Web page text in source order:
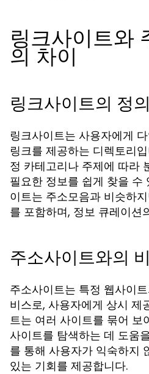
링크사이트와
의 차이
링크사이트의 정
링크사이트는 사용자에게
링크를 제공하는 디렉토리
정 카테고리나 주제에 따라
필요한 정보를 쉽게 찾을 수
이트는 주소모음과 비슷하
를 포함하며, 정보 큐레이션
주소사이트와의
주소사이트는 특정 웹사이
비스로, 사용자에게 상시 제
트는 여러 사이트를 묶어 보
사이트를 탐색하는 데 도움
를 통해 사용자가 익숙하지
있는 기회를 제공합니다.